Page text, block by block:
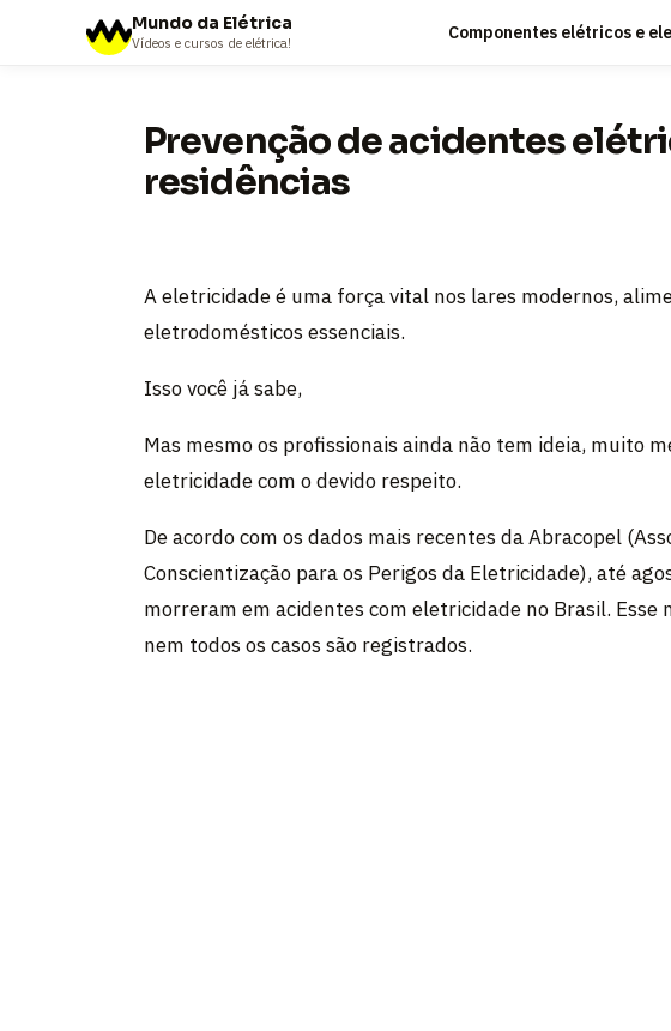
Mundo da Elétrica
Vídeos e cursos de elétrica! Componentes elétricos e
Prevenção de acidentes
residências
A eletricidade é uma força vital nos lares modernos,
eletrodomésticos essenciais.
Isso você já sabe,
Mas mesmo os profissionais ainda não tem ideia, muito
eletricidade com o devido respeito.
De acordo com os dados mais recentes da Abracopel
Conscientização para os Perigos da Eletricidade), até
morreram em acidentes com eletricidade no Brasil. Esse
nem todos os casos são registrados.